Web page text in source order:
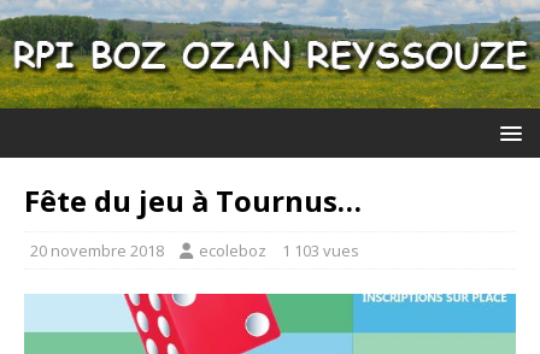
Fête du jeu à Tournus…
20 novembre 2018 ecoleboz 1 103 vues